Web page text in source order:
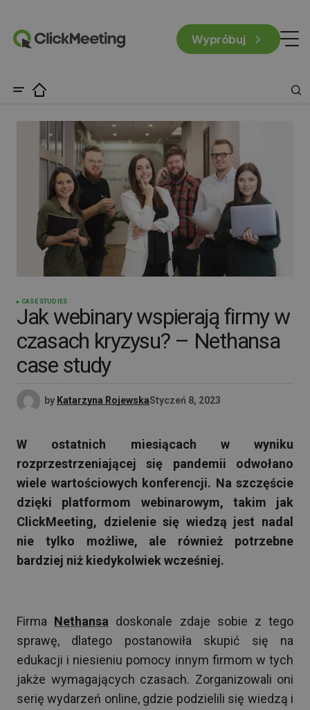
Wypróbuj
CASE STUDIES
Jak webinary wspierają firmy w
czasach kryzysu? – Nethansa
case study
by Katarzyna RojewskaStyczeń 8, 2023
W ostatnich miesiącach w wyniku
rozprzestrzeniającej się pandemii odwołano
wiele wartościowych konferencji. Na szczęście
dzięki platformom webinarowym, takim jak
ClickMeeting, dzielenie się wiedzą jest nadal
nie tylko możliwe, ale również potrzebne
bardziej niż kiedykolwiek wcześniej.
Firma Nethansa doskonale zdaje sobie z tego
sprawę, dlatego postanowiła skupić się na
edukacji i niesieniu pomocy innym firmom w tych
jakże wymagających czasach. Zorganizowali oni
serię wydarzeń online, gdzie podzielili się wiedzą i